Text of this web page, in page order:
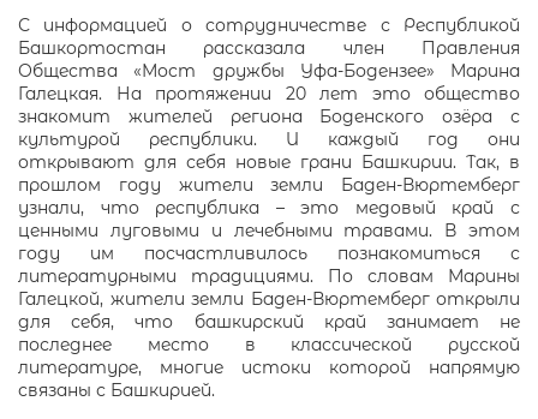
С информацией о сотрудничестве с Республикой
Башкортостан рассказала член Правления
Общества «Мост дружбы Уфа-Бодензее» Марина
Галецкая. На протяжении 20 лет это общество
знакомит жителей региона Боденского озёра с
культурой республики. И каждый год они
открывают для себя новые грани Башкирии. Так, в
прошлом году жители земли Баден-Вюртемберг
узнали, что республика – это медовый край с
ценными луговыми и лечебными травами. В этом
году им посчастливилось познакомиться с
литературными традициями. По словам Марины
Галецкой, жители земли Баден-Вюртемберг открыли
для себя, что башкирский край занимает не
последнее место в классической русской
литературе, многие истоки которой напрямую
связаны с Башкирией.